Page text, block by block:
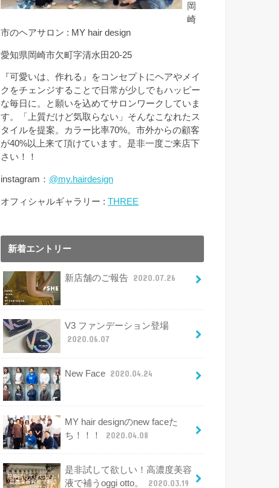
岡
崎
市のヘアサロン : MY hair design
愛知県岡崎市欠町字清水田20-25
『可愛いは、作れる』をコンセプトにヘアやメイ
クをチェンジすることで日常が少しでもハッピー
な毎日に。と願いを込めてサロンワークしていま
す。「上質だけど気取らない」そんなこなれたス
タイルを提案。カラー比率70%。市外からの顧客
が40%以上来て頂けています。是非一度ご来店下
さい！！
instagram： @my.hairdesign
オフィシャルギャラリー : THREE
新着エントリー
新店舗のご報告 2020.07.26
V3 ファンデーション登場
2020.06.07
New Face 2020.04.24
MY hair designのnew faceた
ち！！！
2020.04.08
是非試して欲しい！高濃度美容
液で補うoggi otto。
2020.03.19